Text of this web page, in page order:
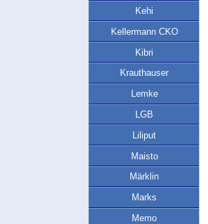
Kehi
Kellermann CKO
Kibri
Krauthauser
Lemke
LGB
Liliput
Maisto
Märklin
Marks
Memo